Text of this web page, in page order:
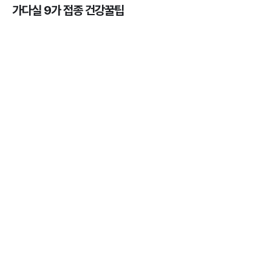
가다실 9가 접종 건강꿀팁